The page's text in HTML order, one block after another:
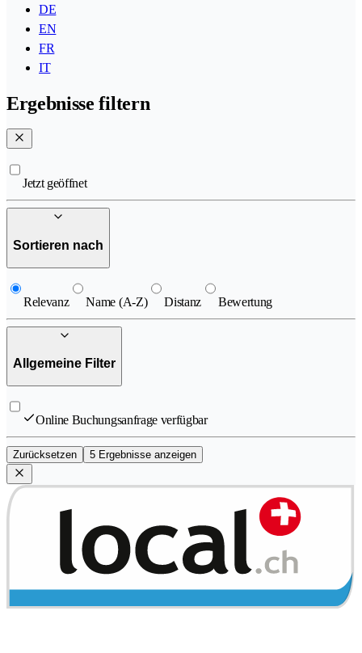
DE
EN
FR
IT
Ergebnisse filtern
Jetzt geöffnet
Sortieren nach
Relevanz Name (A-Z) Distanz Bewertung
Allgemeine Filter
Online Buchungsanfrage verfügbar
Zurücksetzen 5 Ergebnisse anzeigen